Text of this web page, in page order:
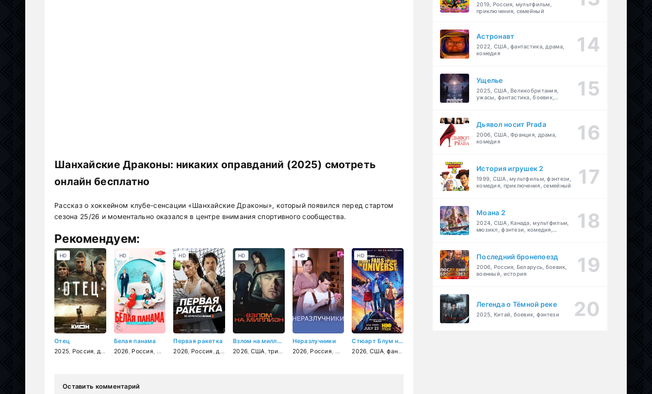
Шанхайские Драконы: никаких оправданий (2025) смотреть
онлайн бесплатно
Рассказ о хоккейном клубе-сенсации «Шанхайские Драконы», который появился перед стартом
сезона 25/26 и моментально оказался в центре внимания спортивного сообщества.
Рекомендуем:
Отец
2025 Россия драма ,военный,история
HD
Белая панама
2026 Россия мелодрама
HD
Первая ракетка
2026 Россия драма ,спорт
HD
Взлом на миллион
2026 США ,триллер
HD
Неразлучники
2026 Россия мелодрама
HD
Стюарт Блум не смог спасти вселенную
2026 США,фантастика
HD
Оставить комментарий
2019, Россия, мультфильм,
приключения, семейный
Астронавт
2022, США, фантастика, драма,
комедия
Ущелье
2025, США, Великобритания,
ужасы, фантастика, боевик,
Дьявол носит Prada
2006, США, Франция, драма,
комедия
История игрушек 2
1999, США, мультфильм, фэнтези,
комедия, приключения, семейный
Моана 2
2024, США, Канада, мультфильм,
мюзикл, фэнтези, комедия,
Последний бронепоезд
2006, Россия, Беларусь, боевик,
военный, история
Легенда о Тёмной реке
2025, Китай, боевик, фэнтези